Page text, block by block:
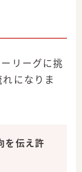
リーグに挑
になりま
を伝え許